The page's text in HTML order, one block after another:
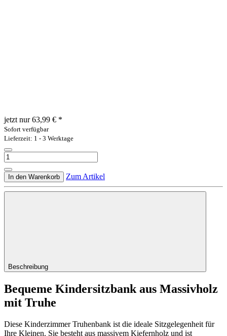
jetzt nur63,99 € *
Sofort verfügbar
Lieferzeit: 1 - 3 Werktage
In den Warenkorb Zum Artikel
Beschreibung
Bequeme Kindersitzbank aus Massivholz
mit Truhe
Diese Kinderzimmer Truhenbank ist die ideale Sitzgelegenheit für
Ihre Kleinen. Sie besteht aus massivem Kiefernholz und ist